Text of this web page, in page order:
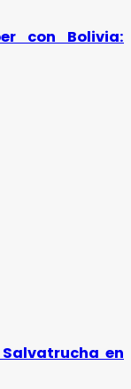
con Bolivia:
en